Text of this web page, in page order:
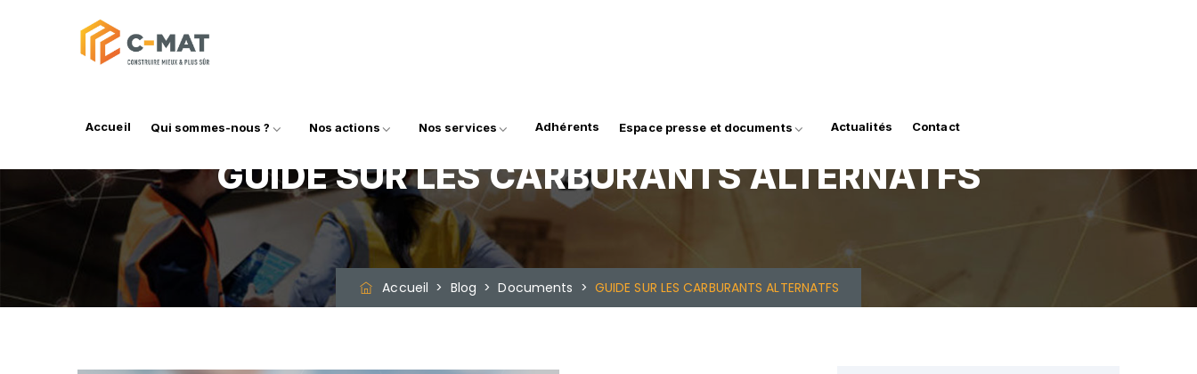
Accueil Qui sommes-nous ? Nos actions Nos services Adhérents Espace presse et documents Actualités Contact
GUIDE SUR LES CARBURANTS ALTERNATFS
Accueil > Blog >Documents > GUIDE SUR LES CARBURANTS ALTERNATFS